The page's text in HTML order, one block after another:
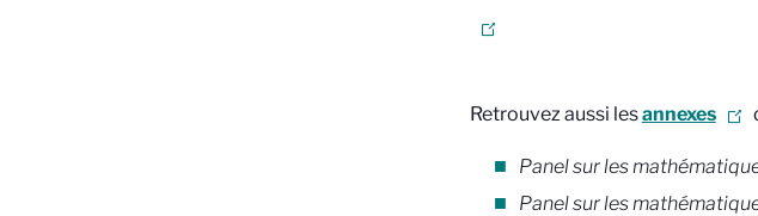
Retrouvez aussi lesannexes
Panel sur les
Panel sur les